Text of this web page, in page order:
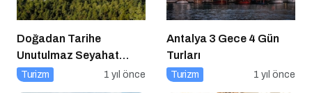
Doğadan Tarihe
Unutulmaz Seyahat
Önerileri
Turizm 1 yıl önce
Antalya 3 Gece 4 Gün
Turları
Turizm 1 yıl önce